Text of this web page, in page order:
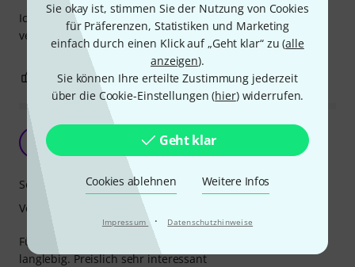
Sie okay ist, stimmen Sie der Nutzung von Cookies
für Präferenzen, Statistiken und Marketing
einfach durch einen Klick auf „Geht klar“ zu (alle
anzeigen).
Sie können Ihre erteilte Zustimmung jederzeit
über die Cookie-Einstellungen (hier) widerrufen.
Geht klar
Cookies ablehnen Weitere Infos
Impressum · Datenschutzhinweise
Ich persönlich habe es für meine kleine Bassdrum
verwendet. Sieht toll aus und klingt großartig.
0 BEWERTUNG MELDEN
Value for money
Für den Preis klanglich ganz OK. Beschichtung leider nicht
langlebig. Preislich sehr interessant
Sound
Verarbeitung